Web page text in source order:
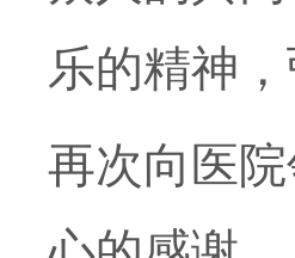
乐的精神
再次向医